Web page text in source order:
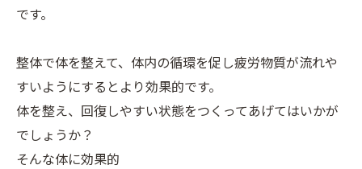
です。
整体で体を整えて、体内の循環を促し疲労物質が流れや
すいようにするとより効果的です。
体を整え、回復しやすい状態をつくってあげてはいかが
でしょうか？
そんな体に効果的